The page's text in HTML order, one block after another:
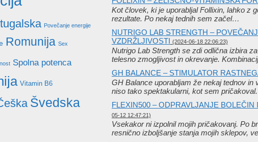
Povečanje energije
Romunija Sex
Spolna potenca
Vitamin B6
Švedska
Kot človek, ki je uporabljal Follixin, lahko z
rezultate. Po nekaj tednih sem začel…
NUTRIGO LAB STRENGTH –
VZDRŽLJIVOSTI (2024-06-18 22:06:23)
Nutrigo Lab Strength se zdi odlična izbira
telesno zmogljivost in okrevanje.
GH BALANCE – STIMULATOR
GH Balance uporabljam že nekaj tednov
niso tako spektakularni, kot sem
FLEXIN500 – ODPRAVLJANJE
05-12 12:47:21)
Vsekakor ni izpolnil mojih pričakovanj. Po
resnično izboljšanje stanja mojih sklepov,